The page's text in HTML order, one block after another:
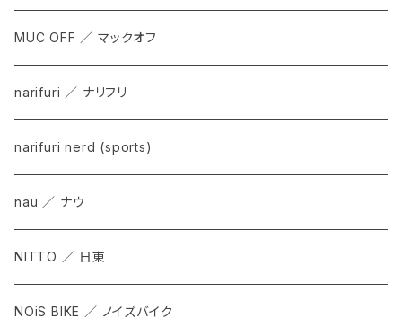
MUC OFF ／ マックオフ
narifuri ／ ナリフリ
narifuri nerd (sports)
nau ／ ナウ
NITTO ／ 日東
NOiS BIKE ／ ノイズバイク